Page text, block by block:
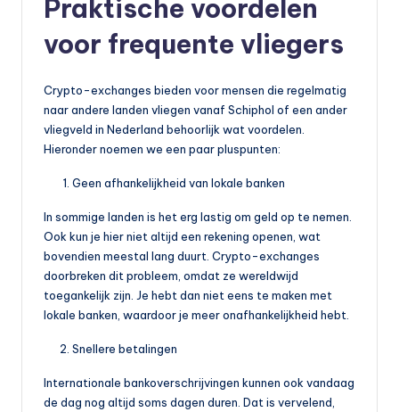
Praktische voordelen
voor frequente vliegers
Crypto-exchanges bieden voor mensen die regelmatig
naar andere landen vliegen vanaf Schiphol of een ander
vliegveld in Nederland behoorlijk wat voordelen.
Hieronder noemen we een paar pluspunten:
Geen afhankelijkheid van lokale banken
In sommige landen is het erg lastig om geld op te nemen.
Ook kun je hier niet altijd een rekening openen, wat
bovendien meestal lang duurt. Crypto-exchanges
doorbreken dit probleem, omdat ze wereldwijd
toegankelijk zijn. Je hebt dan niet eens te maken met
lokale banken, waardoor je meer onafhankelijkheid hebt.
Snellere betalingen
Internationale bankoverschrijvingen kunnen ook vandaag
de dag nog altijd soms dagen duren. Dat is vervelend,